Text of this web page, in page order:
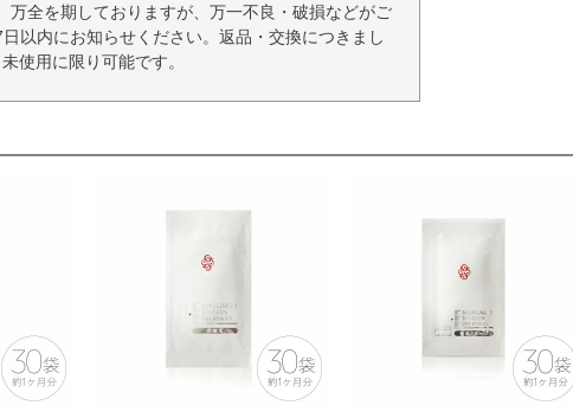
万全を期しておりますが、万一不良・破損などがご
以内にお知らせください。返品・交換につきまし
使用に限り可能です。